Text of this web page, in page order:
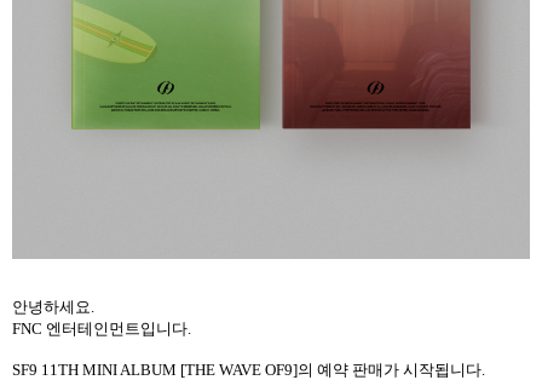
안녕하세요.
FNC 엔터테인먼트입니다.
SF9 11TH MINI ALBUM [THE WAVE OF9]의 예약 판매가 시작됩니다.